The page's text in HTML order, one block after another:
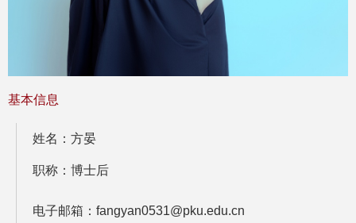
基本信息
姓名：方晏
职称：博士后
电子邮箱：fangyan0531@pku.edu.cn